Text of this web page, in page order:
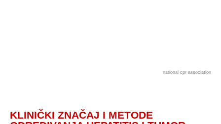
national cpr association
KLINIČKI ZNAČAJ I METODE